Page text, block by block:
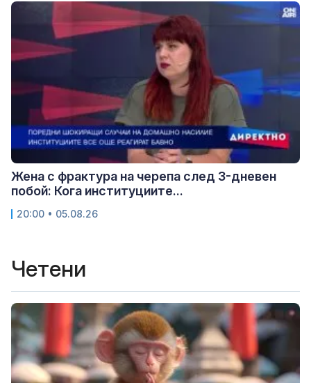
Жена с фрактура на черепа след 3-дневен
побой: Кога институциите...
20:00 • 05.08.26
Четени